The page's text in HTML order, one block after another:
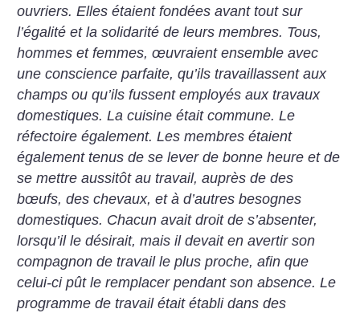
ouvriers. Elles étaient fondées avant tout sur
l’égalité et la solidarité de leurs membres. Tous,
hommes et femmes, œuvraient ensemble avec
une conscience parfaite, qu’ils travaillassent aux
champs ou qu’ils fussent employés aux travaux
domestiques. La cuisine était commune. Le
réfectoire également. Les membres étaient
également tenus de se lever de bonne heure et de
se mettre aussitôt au travail, auprès de des
bœufs, des chevaux, et à d’autres besognes
domestiques. Chacun avait droit de s’absenter,
lorsqu’il le désirait, mais il devait en avertir son
compagnon de travail le plus proche, afin que
celui-ci pût le remplacer pendant son absence. Le
programme de travail était établi dans des